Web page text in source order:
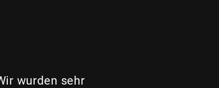
wurden sehr